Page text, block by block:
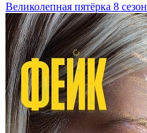
Великолепная пятёрка 8 сезон